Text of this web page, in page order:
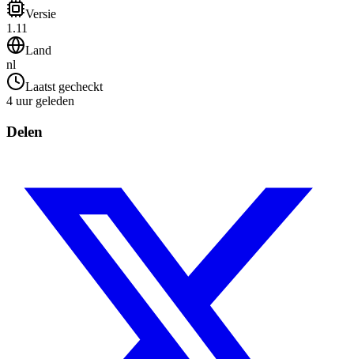
Versie
1.11
Land
nl
Laatst gecheckt
4 uur geleden
Delen